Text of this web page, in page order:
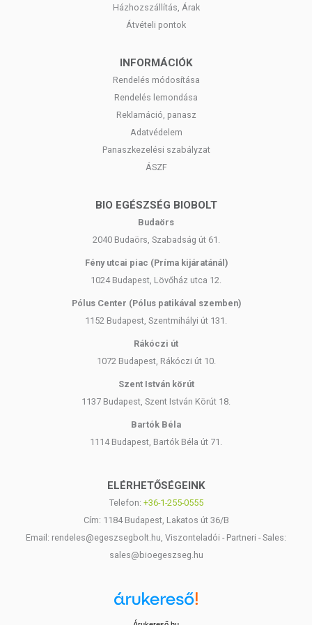
engedélyezett a készítményeknek betegséget megelőző vagy
gyógyító hatást tulajdonítani.
étrendet és az egészséges életmódot! A termék nem gyógyít
betegségeket! A termék nem az orvosi kezelés helyettesítésére
készítményt, ha az összetevők bármelyikére érzékeny vagy
allergiás! Kisgyermekektől elzárva tartandó!
Házhozszállítás, Árak
Átvételi pontok
INFORMÁCIÓK
Rendelés módosítása
Rendelés lemondása
Reklamáció, panasz
Adatvédelem
Panaszkezelési szabályzat
ÁSZF
BIO EGÉSZSÉG BIOBOLT
Budaörs
2040 Budaörs, Szabadság út 61.
Fény utcai piac (Príma kijáratánál)
1024 Budapest, Lövőház utca 12.
Pólus Center (Pólus patikával szemben)
1152 Budapest, Szentmihályi út 131.
Rákóczi út
1072 Budapest, Rákóczi út 10.
Szent István körút
1137 Budapest, Szent István Körút 18.
Bartók Béla
1114 Budapest, Bartók Béla út 71.
ELÉRHETŐSÉGEINK
Telefon: +36-1-255-0555
Cím: 1184 Budapest, Lakatos út 36/B
Email: rendeles@egeszsegbolt.hu, Viszonteladói - Partneri - Sales:
sales@bioegeszseg.hu